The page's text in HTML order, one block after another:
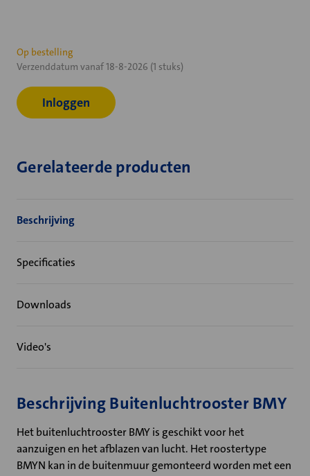
Huidige
voorraad:
Op bestelling
Verzenddatum vanaf 18-8-2026 (1 stuks)
Inloggen
Gerelateerde producten
Beschrijving
Specificaties
Downloads
Video's
Beschrijving Buitenluchtrooster BMY
Het buitenluchtrooster BMY is geschikt voor het
aanzuigen en het afblazen van lucht. Het roostertype
BMYN kan in de buitenmuur gemonteerd worden met een